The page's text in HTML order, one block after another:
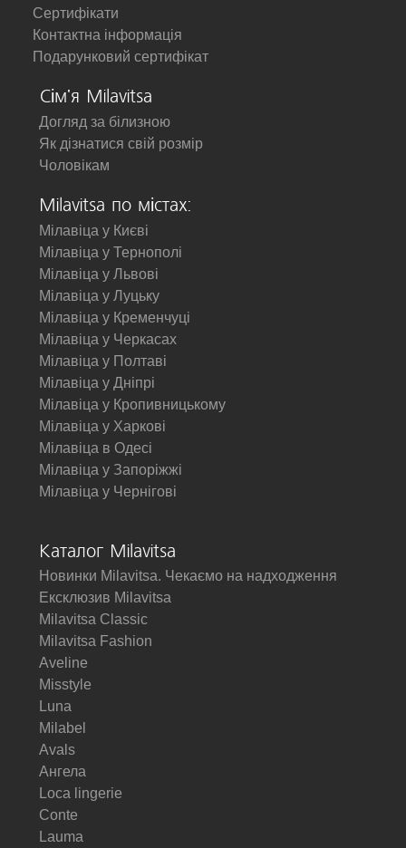
Сертифікати
Контактна інформація
Подарунковий сертифікат
Сім'я Milavitsa
Догляд за білизною
Як дізнатися свій розмір
Чоловікам
Milavitsa по містах:
Мілавіца у Києві
Мілавіца у Тернополі
Мілавіца у Львові
Мілавіца у Луцьку
Мілавіца у Кременчуці
Мілавіца у Черкасах
Мілавіца у Полтаві
Мілавіца у Дніпрі
Мілавіца у Кропивницькому
Мілавіца у Харкові
Мілавіца в Одесі
Мілавіца у Запоріжжі
Мілавіца у Чернігові
Каталог Milavitsa
Новинки Milavitsa. Чекаємо на надходження
Ексклюзив Milavitsa
Milavitsa Classic
Milavitsa Fashion
Aveline
Misstyle
Luna
Milabel
Avals
Ангела
Loca lingerie
Conte
Lauma